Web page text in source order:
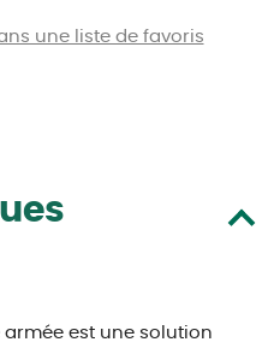
armée est une solution
une liste de favoris